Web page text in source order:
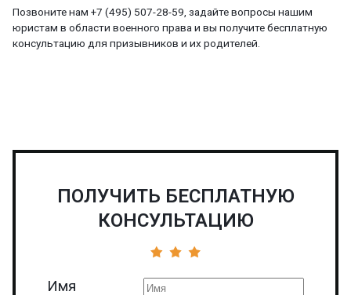
Позвоните нам +7 (495) 507-28-59, задайте вопросы нашим
юристам в области военного права и вы получите бесплатную
консультацию для призывников и их родителей.
ПОЛУЧИТЬ БЕСПЛАТНУЮ
КОНСУЛЬТАЦИЮ
Имя